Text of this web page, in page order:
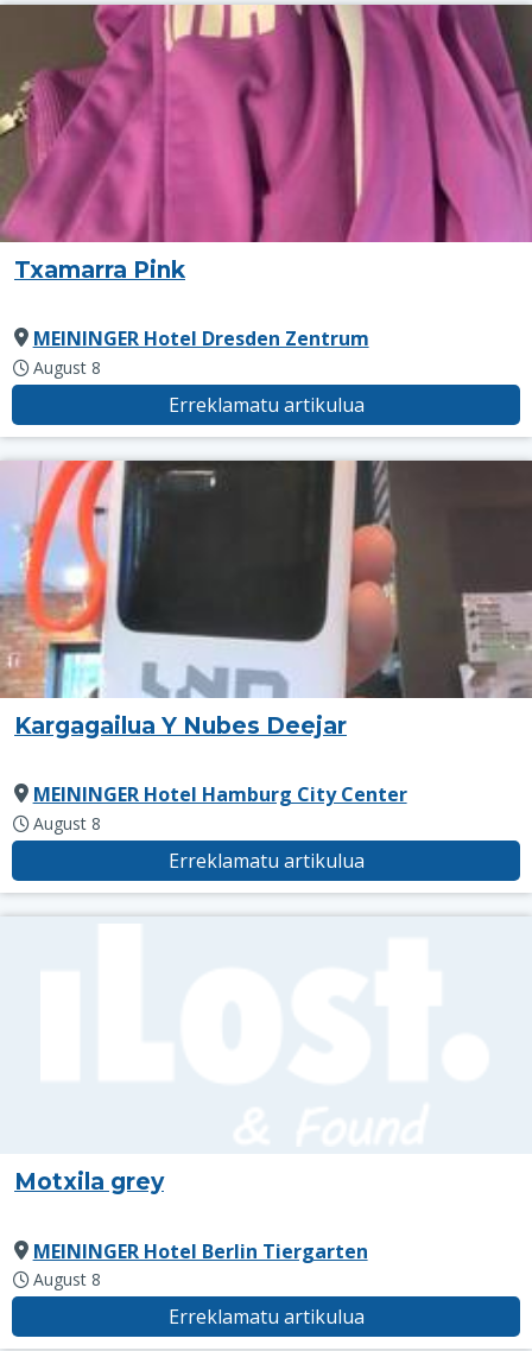
Txamarra Pink
MEININGER Hotel Dresden Zentrum
August 8
Erreklamatu artikulua
Kargagailua Y Nubes Deejar
MEININGER Hotel Hamburg City Center
August 8
Erreklamatu artikulua
Motxila grey
MEININGER Hotel Berlin Tiergarten
August 8
Erreklamatu artikulua